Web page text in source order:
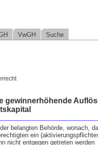
VwGH Suche
gewinnerhöhende
belangten Behörde, wonach,
ein
nicht entgegen getreten werden